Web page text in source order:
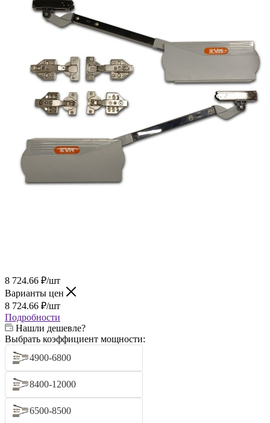
8 724.66 ₽/шт
Варианты цен
8 724.66 ₽/шт
Подробности
Нашли дешевле?
Выбрать коэффициент мощности:
4900-6800
8400-12000
6500-8500